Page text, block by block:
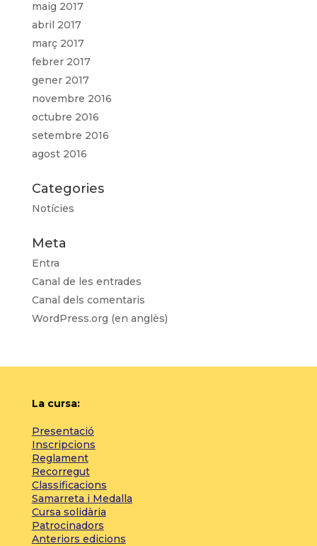
maig 2017
abril 2017
març 2017
febrer 2017
gener 2017
novembre 2016
octubre 2016
setembre 2016
agost 2016
Categories
Notícies
Meta
Entra
Canal de les entrades
Canal dels comentaris
WordPress.org (en anglès)
La cursa:
Presentació
Inscripcions
Reglament
Recorregut
Classificacions
Samarreta i Medalla
Cursa solidària
Patrocinadors
Anteriors edicions